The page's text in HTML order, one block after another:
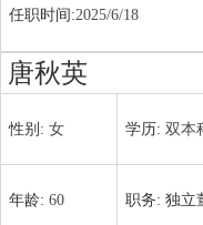
任职时间:2025/6/18
唐秋英
性别: 女 学历: 双本
年龄: 60 职务: 独立